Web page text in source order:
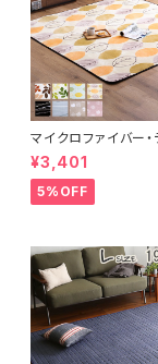
マイクロファイバー
グマットMサイズ（
洗えるラグマット 【
FRG-D2-M
¥3,401
5%OFF